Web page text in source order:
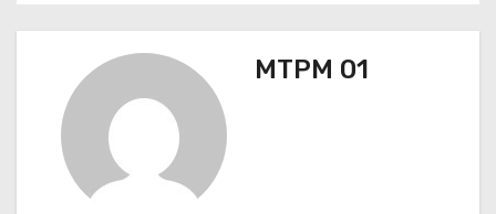
a
MTPM 01